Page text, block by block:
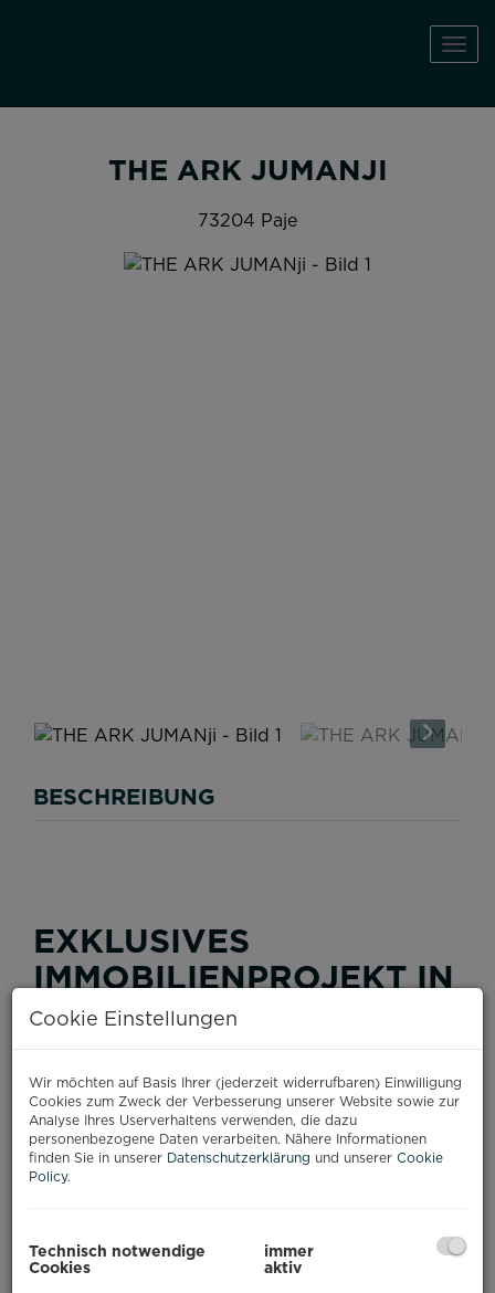
THE ARK JUMANJI
73204 Paje
BESCHREIBUNG
EXKLUSIVES
IMMOBILIENPROJEKT IN
PAJE, SANSIBAR
Baustart: Q3 2026
Ihr Investment im Paradies
Willkommen zu einem außergewöhnlichen
Immobilienprojekt im Herzen vonPaje, einem der
begehrtesten Orte an der Ostküste Sansibars.
türkisblauem Wasser und internationaler
Beliebtheit bei Reisenden, entsteht hier ein
Cookie Einstellungen
Wir möchten auf Basis Ihrer (jederzeit widerrufbaren) Einwilligung
Cookies zum Zweck der Verbesserung unserer Website sowie zur
Analyse Ihres Userverhaltens verwenden, die dazu
personenbezogene Daten verarbeiten. Nähere Informationen
finden Sie in unserer Datenschutzerklärung und unserer Cookie
Policy.
Technisch notwendige
Cookies
immer
aktiv